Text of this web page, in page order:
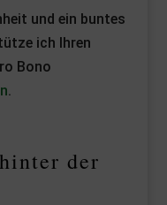
und ein buntes
ich Ihren
Bono
.
der